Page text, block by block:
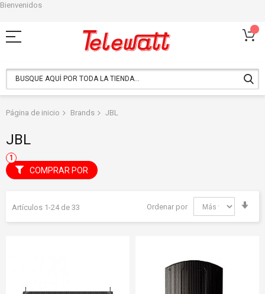
Bienvenidos
al
contenido
Página de inicio Brands JBL
JBL
Artículos 1-24de 33 Ordenar por
COMPRAR POR